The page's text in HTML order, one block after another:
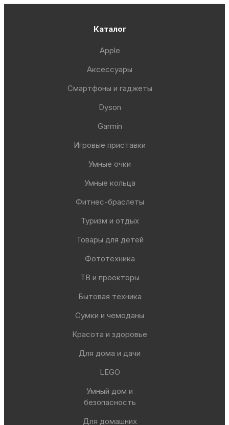
Каталог
Apple
Аксессуары
Смартфоны и гаджеты
Dyson
Garmin
Игровые приставки
Умные очки
Умные кольца
Фитнес-браслеты
Туризм и отдых
Товары для детей
Фототехника
ТВ и проекторы
Бытовая техника
Сумки и чемоданы
Красота и здоровье
Для дома и дачи
LEGO
Умный дом и
безопасность
Для домашних